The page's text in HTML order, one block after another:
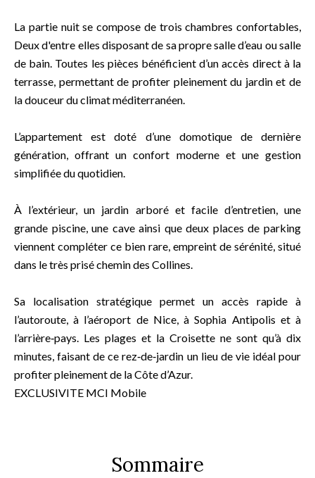
La partie nuit se compose de trois chambres confortables,
Deux d'entre elles disposant de sa propre salle d’eau ou salle
de bain. Toutes les pièces bénéficient d’un accès direct à la
terrasse, permettant de profiter pleinement du jardin et de
la douceur du climat méditerranéen.
L’appartement est doté d’une domotique de dernière
génération, offrant un confort moderne et une gestion
simplifiée du quotidien.
À l’extérieur, un jardin arboré et facile d’entretien, une
grande piscine, une cave ainsi que deux places de parking
viennent compléter ce bien rare, empreint de sérénité, situé
dans le très prisé chemin des Collines.
Sa localisation stratégique permet un accès rapide à
l’autoroute, à l’aéroport de Nice, à Sophia Antipolis et à
l’arrière‑pays. Les plages et la Croisette ne sont qu’à dix
minutes, faisant de ce rez‑de‑jardin un lieu de vie idéal pour
profiter pleinement de la Côte d’Azur.
EXCLUSIVITE MCI Mobile
Sommaire